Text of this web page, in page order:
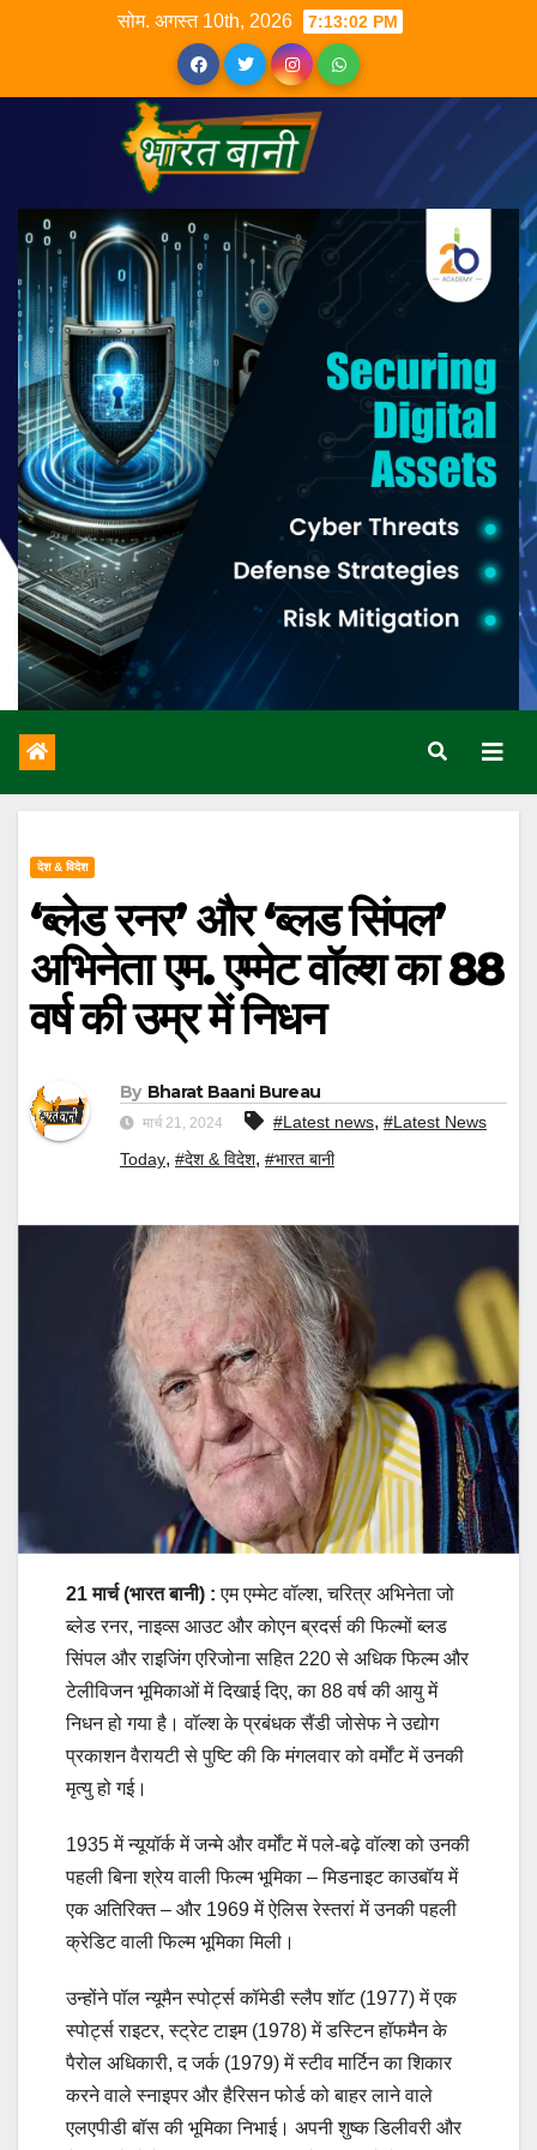
सोम. अगस्त 10th, 2026 7:13:03 PM
देश & विदेश
‘ब्लेड रनर’ और ‘ब्लड सिंपल’
अभिनेता एम. एम्मेट वॉल्श का 88
वर्ष की उम्र में निधन
By Bharat Baani Bureau
मार्च 21, 2024 #Latest news, #Latest News
Today, #देश & विदेश, #भारत बानी
21 मार्च (भारत बानी) : एम एम्मेट वॉल्श, चरित्र अभिनेता जो
ब्लेड रनर, नाइव्स आउट और कोएन ब्रदर्स की फिल्मों ब्लड
सिंपल और राइजिंग एरिजोना सहित 220 से अधिक फिल्म और
टेलीविजन भूमिकाओं में दिखाई दिए, का 88 वर्ष की आयु में
निधन हो गया है। वॉल्श के प्रबंधक सैंडी जोसेफ ने उद्योग
प्रकाशन वैरायटी से पुष्टि की कि मंगलवार को वर्मोंट में उनकी
मृत्यु हो गई।
1935 में न्यूयॉर्क में जन्मे और वर्मोंट में पले-बढ़े वॉल्श को उनकी
पहली बिना श्रेय वाली फिल्म भूमिका – मिडनाइट काउबॉय में
एक अतिरिक्त – और 1969 में ऐलिस रेस्तरां में उनकी पहली
क्रेडिट वाली फिल्म भूमिका मिली।
उन्होंने पॉल न्यूमैन स्पोर्ट्स कॉमेडी स्लैप शॉट (1977) में एक
स्पोर्ट्स राइटर, स्ट्रेट टाइम (1978) में डस्टिन हॉफमैन के
पैरोल अधिकारी, द जर्क (1979) में स्टीव मार्टिन का शिकार
करने वाले स्नाइपर और हैरिसन फोर्ड को बाहर लाने वाले
एलएपीडी बॉस की भूमिका निभाई। अपनी शुष्क डिलीवरी और